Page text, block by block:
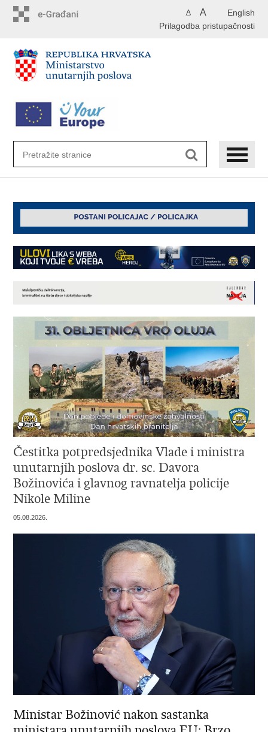
English
A A
Prilagodba pristupačnosti
Čestitka potpredsjednika Vlade i ministra
unutarnjih poslova dr. sc. Davora
Božinovića i glavnog ravnatelja policije
Nikole Miline
05.08.2026.
Ministar Božinović nakon sastanka